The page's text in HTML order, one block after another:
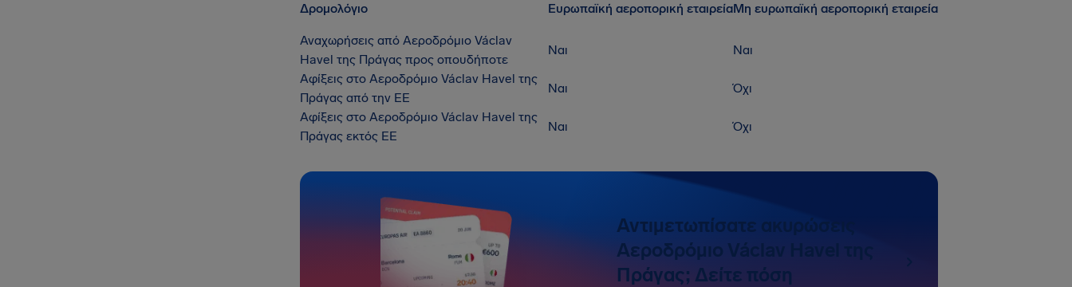
Δρομολόγιο Ευρωπαϊκή αεροπορική εταιρείαΜη ευρωπαϊκή αεροπορική εταιρεία
Αναχωρήσεις από Αεροδρόμιο Václav
Havel της Πράγας προς οπουδήποτε
Ναι
Ναι
Αφίξεις στο Αεροδρόμιο Václav Havel της
Πράγας από την ΕΕ
Ναι
Όχι
Αφίξεις στο Αεροδρόμιο Václav Havel της
Πράγας εκτός ΕΕ
Ναι Όχι
Αντιμετωπίσατε ακυρώσεις
Αεροδρόμιο Václav Havel της
Πράγας; Δείτε πόση